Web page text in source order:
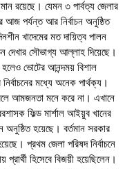
রয়েছে। যেমন ৩ পার্বত্য জেলার
আজ পর্যন্ত আর নির্বাচন অনুষ্ঠিত
খাদেমের মত দায়িত্ব পালন
দেখার সৌভাগ্য আল্লাহ দিয়েছে।
ভোটের আনন্দময় বিশাল
মধ্যে অনেক পার্থক্য।
বলে আমজনতা মনে করে না। এখানে
ফিল্ড মার্শাল আইয়ুব খানের
অনুষ্ঠিত হয়েছে। বর্তমান সরকার
প্রথম জেলা পরিষদ নির্বাচনে
হিসেবে বিজয়ী হয়েছিলেন।